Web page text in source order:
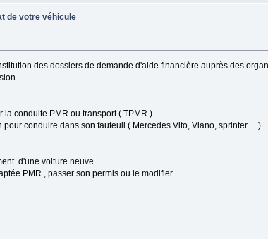
de votre véhicule
des dossiers de demande d'aide financière auprès des
.
conduite PMR ou transport ( TPMR )
conduire dans son fauteuil ( Mercedes Vito, Viano, sprinter ....)
d'une voiture neuve ...
PMR , passer son permis ou le modifier..